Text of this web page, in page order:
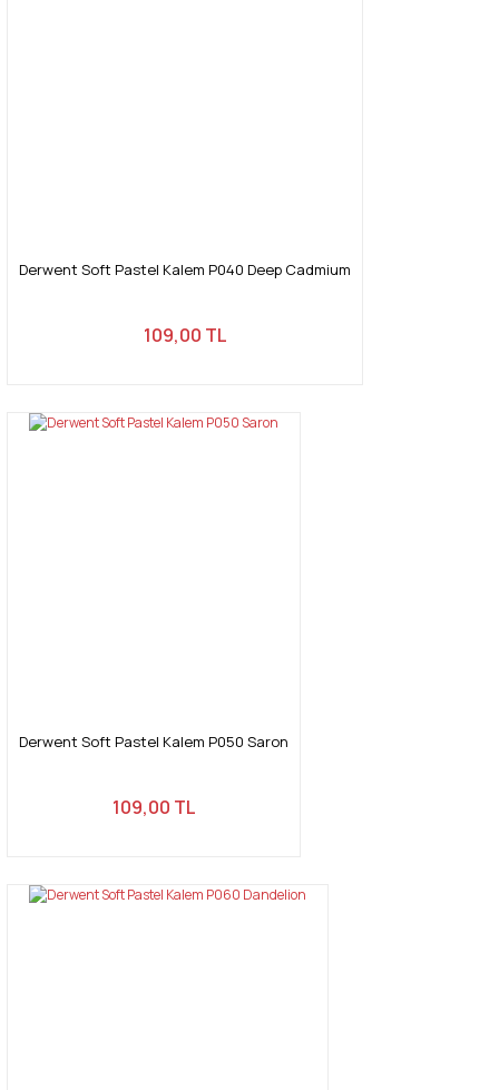
Derwent Soft Pastel Kalem P040 Deep Cadmium
109,00 TL
Derwent Soft Pastel Kalem P050 Saron
109,00 TL